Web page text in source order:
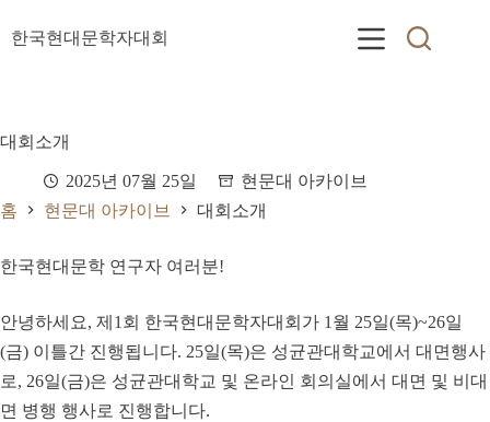
문
뛰
한국현대문학자대회
대회소개
2025년 07월 25일
현문대 아카이브
홈
현문대 아카이브 대회소개
한국현대문학 연구자 여러분!
안녕하세요, 제1회 한국현대문학자대회가 1월 25일(목)~26일
(금) 이틀간 진행됩니다. 25일(목)은 성균관대학교에서 대면행사
로, 26일(금)은 성균관대학교 및 온라인 회의실에서 대면 및 비대
면 병행 행사로 진행합니다.